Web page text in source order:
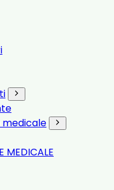
medicale
MEDICALE